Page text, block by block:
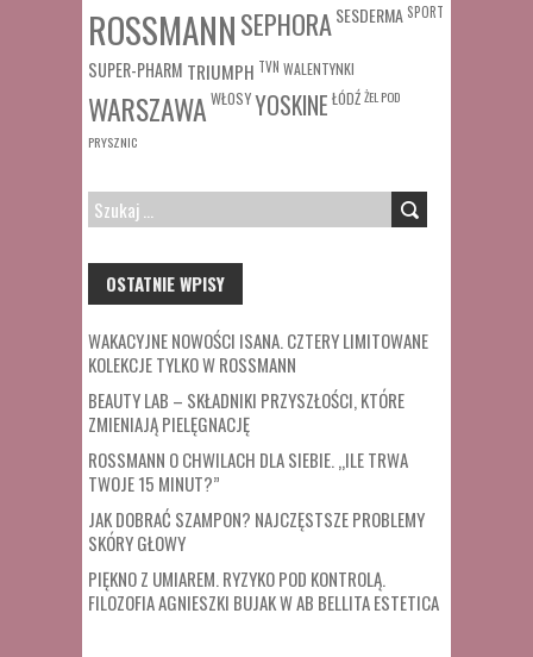
ROSSMANNSEPHORA SESDERMA SPORT
SUPER-PHARM TRIUMPH TVN WALENTYNKI
WARSZAWA WŁOSYYOSKINE ŁÓDŹŻEL POD
PRYSZNIC
SZUKAJ:
OSTATNIE WPISY
WAKACYJNE NOWOŚCI ISANA. CZTERY LIMITOWANE
KOLEKCJE TYLKO W ROSSMANN
BEAUTY LAB – SKŁADNIKI PRZYSZŁOŚCI, KTÓRE
ZMIENIAJĄ PIELĘGNACJĘ
ROSSMANN O CHWILACH DLA SIEBIE. „ILE TRWA
TWOJE 15 MINUT?”
JAK DOBRAĆ SZAMPON? NAJCZĘSTSZE PROBLEMY
SKÓRY GŁOWY
PIĘKNO Z UMIAREM. RYZYKO POD KONTROLĄ.
FILOZOFIA AGNIESZKI BUJAK W AB BELLITA ESTETICA